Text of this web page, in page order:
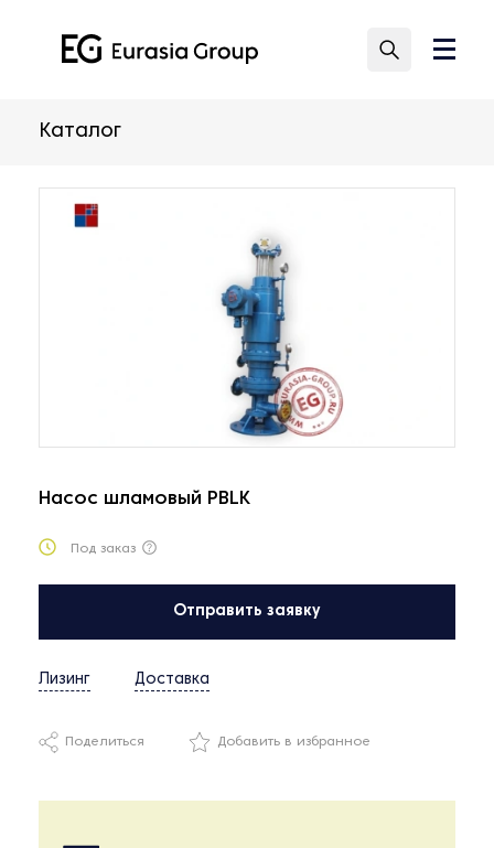
Каталог
Насос шламовый PBLK
Под заказ
Отправить заявку
Лизинг Доставка
Поделиться Добавить в избранное